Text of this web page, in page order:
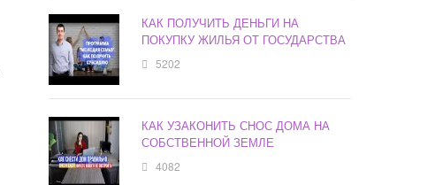
КАК ПОЛУЧИТЬ ДЕНЬГИ НА
ПОКУПКУ ЖИЛЬЯ ОТ ГОСУДАРСТВА
5202
КАК УЗАКОНИТЬ СНОС ДОМА НА
СОБСТВЕННОЙ ЗЕМЛЕ
4082